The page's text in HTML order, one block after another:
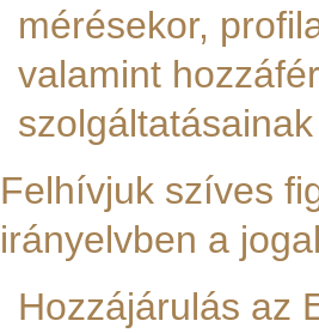
mérésekor,
valamint
Felhívjuk szíves
irányelvben a
Hozzájárulás az